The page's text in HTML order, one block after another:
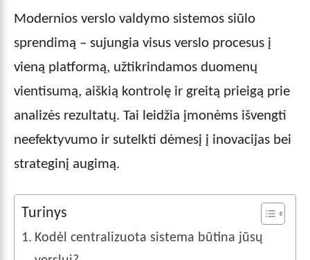
Modernios verslo valdymo sistemos siūlo
sprendimą – sujungia visus verslo procesus į
vieną platformą, užtikrindamos duomenų
vientisumą, aiškią kontrolę ir greitą prieigą prie
analizės rezultatų. Tai leidžia įmonėms išvengti
neefektyvumo ir sutelkti dėmesį į inovacijas bei
strateginį augimą.
Turinys
Kodėl centralizuota sistema būtina jūsų